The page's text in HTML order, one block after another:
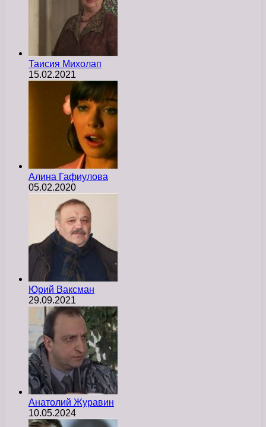
Таисия Михолап
15.02.2021
Алина Гафиулова
05.02.2020
Юрий Ваксман
29.09.2021
Анатолий Журавин
10.05.2024